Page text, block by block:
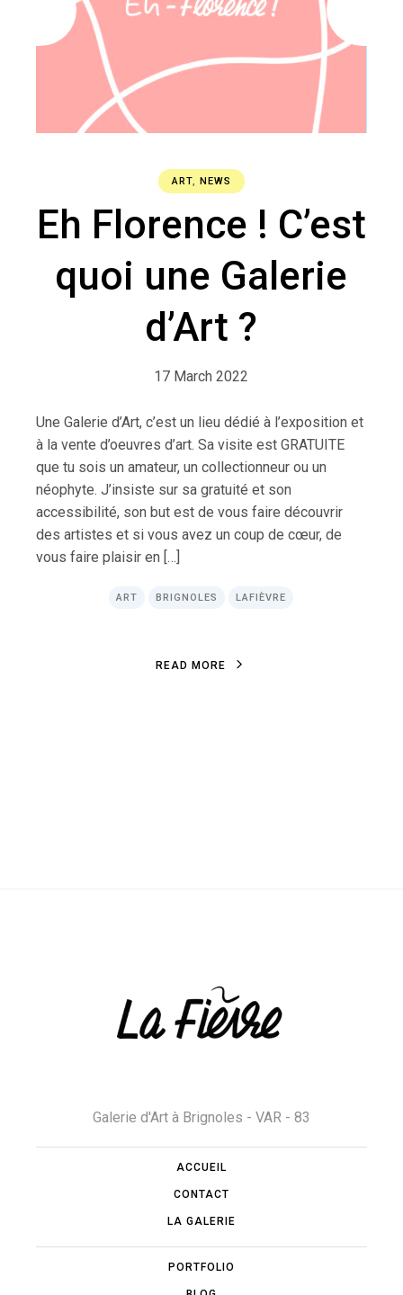
ART, NEWS
Eh Florence ! C’est
quoi une Galerie
d’Art ?
17 March 2022
Une Galerie d’Art, c’est un lieu dédié à l’exposition et
à la vente d’oeuvres d’art. Sa visite est GRATUITE
que tu sois un amateur, un collectionneur ou un
néophyte. J’insiste sur sa gratuité et son
accessibilité, son but est de vous faire découvrir
des artistes et si vous avez un coup de cœur, de
vous faire plaisir en […]
ART BRIGNOLES LAFIÈVRE
R EA D M O R E
ACCUEIL
CONTACT
LA GALERIE
Galerie d'Art à Brignoles - VAR - 83
PORTFOLIO